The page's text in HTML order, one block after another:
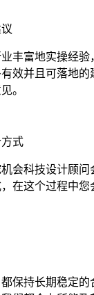
丰富地实操经验
效并且可落地的
。
式
会科技设计顾
在这个过程中您
保持长期稳定的